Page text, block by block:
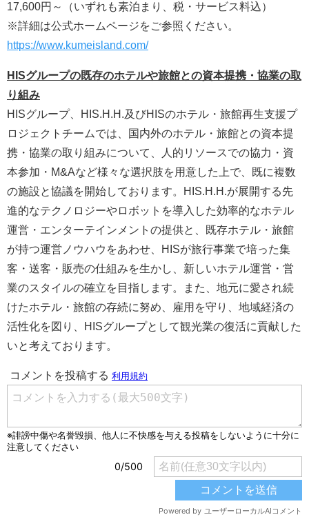
17,600円～（いずれも素泊まり、税・サービス料込）
※詳細は公式ホームページをご参照ください。
https://www.kumeisland.com/
HISグループの既存のホテルや旅館との資本提携・協業の取
り組み
HISグループ、HIS.H.H.及びHISのホテル・旅館再生支援プ
ロジェクトチームでは、国内外のホテル・旅館との資本提
携・協業の取り組みについて、人的リソースでの協力・資
本参加・M&Aなど様々な選択肢を用意した上で、既に複数
の施設と協議を開始しております。HIS.H.H.が展開する先
進的なテクノロジーやロボットを導入した効率的なホテル
運営・エンターテインメントの提供と、既存ホテル・旅館
が持つ運営ノウハウをあわせ、HISが旅行事業で培った集
客・送客・販売の仕組みを生かし、新しいホテル運営・営
業のスタイルの確立を目指します。また、地元に愛され続
けたホテル・旅館の存続に努め、雇用を守り、地域経済の
活性化を図り、HISグループとして観光業の復活に貢献した
いと考えております。